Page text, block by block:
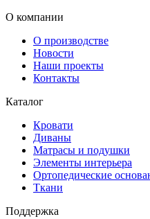
О компании
О производстве
Новости
Наши проекты
Контакты
Каталог
Кровати
Диваны
Матрасы и подушки
Элементы интерьера
Ортопедические
Ткани
Поддержка